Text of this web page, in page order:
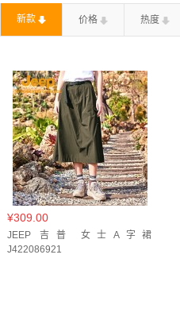
新款 价格 热度
¥309.00
JEEP 吉普 女士A字裙
J422086921